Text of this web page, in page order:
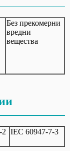
Без прекомерни
вредни
вещества
2 IEC 60947-7-3